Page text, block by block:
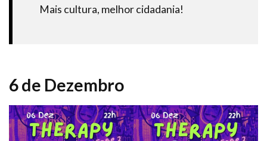
Mais cultura, melhor cidadania!
6 de Dezembro